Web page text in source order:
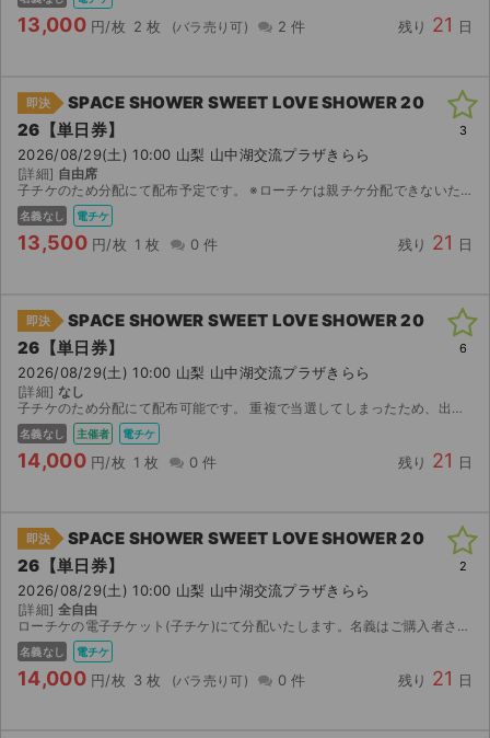
13,000 円/枚 2 枚 2 件 残り 21 日
即決
SPACE SHOWER SWEET LOVE SHOWER 20
26【単日券】
2026/08/29(土) 10:00 山梨 山中湖交流プラザきらら
[詳細] 自由席
子チケのため分配にて配布予定です。 ※ローチケは親チケ分配できないためお取引はスムーズです。 重複で当選してしまったため、出品させていただきます。 チケットはローチケアプリにて発券でき次第、...
名義なし 電チケ
13,500 円/枚 1 枚 0 件 残り 21 日
3
即決
SPACE SHOWER SWEET LOVE SHOWER 20
26【単日券】
2026/08/29(土) 10:00 山梨 山中湖交流プラザきらら
[詳細] なし
子チケのため分配にて配布可能です。 重複で当選してしまったため、出品させていただきます。 チケットはローチケアプリにて発券でき次第、分配にて譲渡させていただきます。 スムーズなお取引になる...
名義なし 主催者 電チケ
14,000 円/枚 1 枚 0 件 残り 21 日
6
即決
SPACE SHOWER SWEET LOVE SHOWER 20
26【単日券】
2026/08/29(土) 10:00 山梨 山中湖交流プラザきらら
[詳細] 全自由
ローチケの電子チケット(子チケ)にて分配いたします。名義はご購入者さまの名義になります。親チケではありません。チケット分配時にローチケ登録の電話番号とお名前を伺います。チケット分配の為に必要の為...
名義なし 電チケ
14,000 円/枚 3 枚 0 件 残り 21 日
2